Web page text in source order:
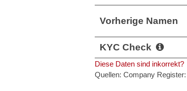
Vorherige Namen
KYC Check
Diese Daten sind inkorrekt?
Quellen: Company Register: